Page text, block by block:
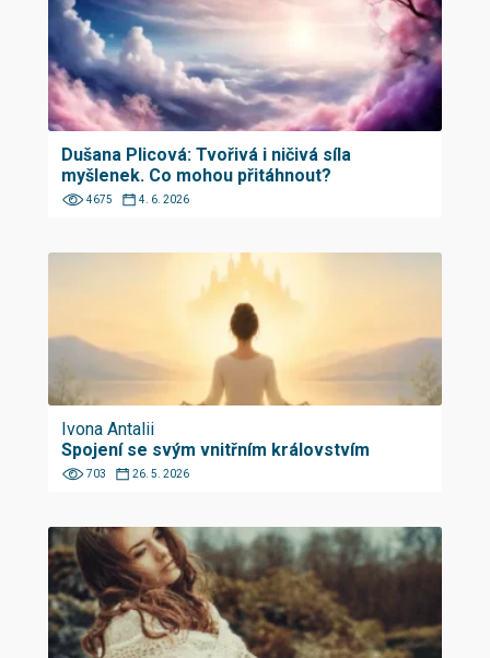
Dušana Plicová: Tvořivá i ničivá síla
myšlenek. Co mohou přitáhnout?
4675 4. 6. 2026
Ivona Antalii
Spojení se svým vnitřním královstvím
703 26. 5. 2026